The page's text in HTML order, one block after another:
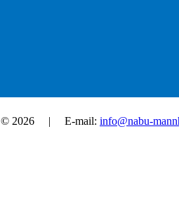
© 2026 | E-mail: info@nabu-